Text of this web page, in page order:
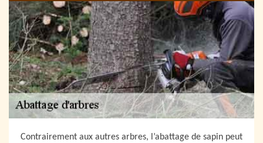
Contrairement aux autres arbres, l’abattage de sapin peut